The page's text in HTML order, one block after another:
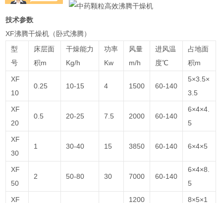
技术参数
XF沸腾干燥机（卧式沸腾）
型
号
床层面
积m
干燥能力
Kg/h
功率
Kw
风量
m/h
进风温
度℃
占地面
积m
XF
10
0.25 10-15 4 1500 60-140
5×3.5×
3.5
XF
20
0.5 20-25 7.5 2000 60-140
6×4×4.
5
XF
30
1 30-40 15 3850 60-140 6×4×5
XF
50
2 50-80 30 7000 60-140
6×4×8.
5
XF
1200
8×5×1